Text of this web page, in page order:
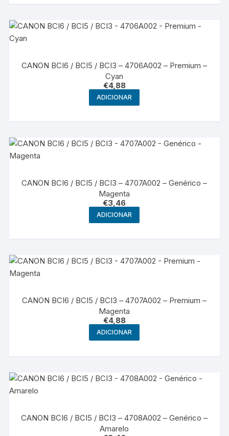
CANON BCI6 / BCI5 / BCI3 – 4706A002 – Premium –
Cyan
€4,88
ADICIONAR
CANON BCI6 / BCI5 / BCI3 – 4707A002 – Genérico –
Magenta
€3,46
ADICIONAR
CANON BCI6 / BCI5 / BCI3 – 4707A002 – Premium –
Magenta
€4,88
ADICIONAR
CANON BCI6 / BCI5 / BCI3 – 4708A002 – Genérico –
Amarelo